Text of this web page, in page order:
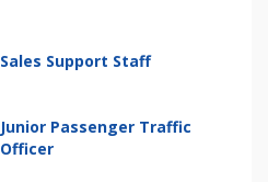
Sales Support Staff
Junior Passenger Traffic
Officer